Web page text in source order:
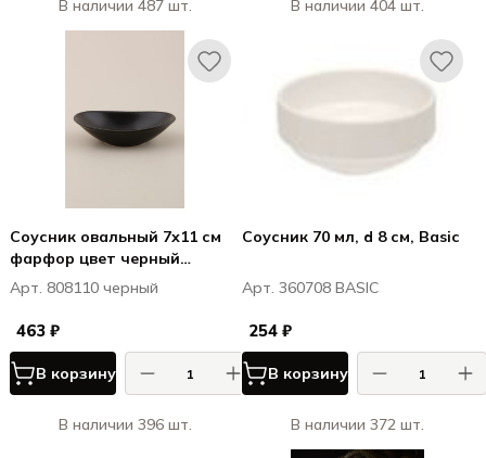
В наличии 487 шт. В наличии 404 шт.
Соусник овальный 7х11 см
фарфор цвет черный
Seasons
Арт. 808110 черный
463 ₽
В корзину
В наличии 396 шт.
Соусник 70 мл, d 8 см, Basic
Арт. 360708 BASIC
254 ₽
В корзину
В наличии 372 шт.